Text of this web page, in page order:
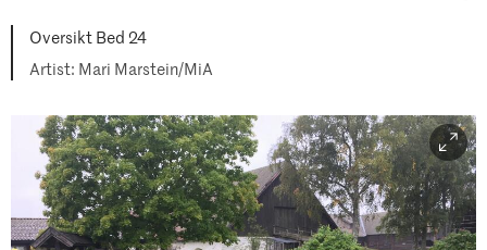
Oversikt Bed 24
Mari Marstein/MiA